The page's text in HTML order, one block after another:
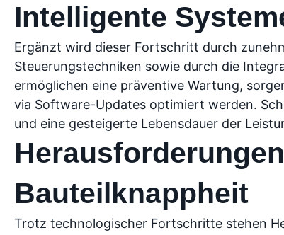
Intelligente
Ergänzt wird dieser Fortschritt durch
Steuerungstechniken sowie durch die
ermöglichen eine präventive Wartung,
via Software-Updates optimiert werden.
und eine gesteigerte Lebensdauer der
Bauteilknappheit
Trotz technologischer Fortschritte stehen